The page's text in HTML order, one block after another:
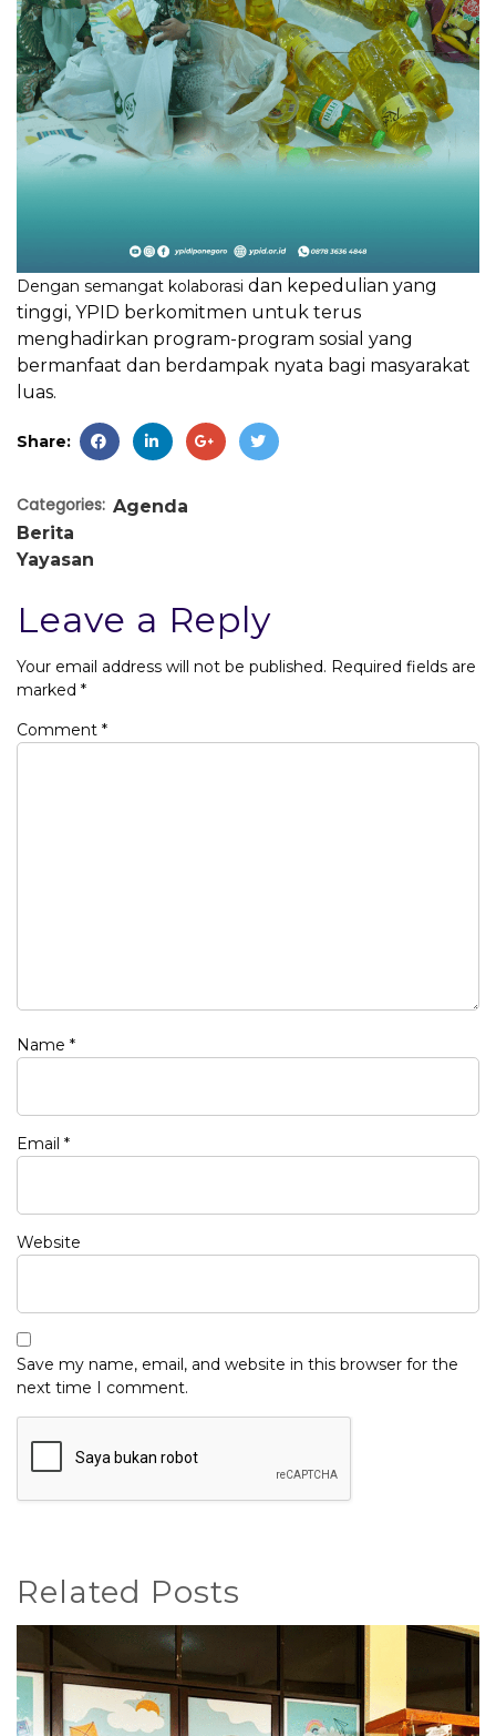
Dengan semangat kolaborasi dan kepedulian yang
tinggi, YPID berkomitmen untuk terus
menghadirkan program-program sosial yang
bermanfaat dan berdampak nyata bagi masyarakat
luas.
Share:
Categories: Agenda
Berita
Yayasan
Leave a Reply
Your email address will not be published. Required fields are
marked *
Comment *
Name *
Email *
Website
Save my name, email, and website in this browser for the
next time I comment.
Related Posts